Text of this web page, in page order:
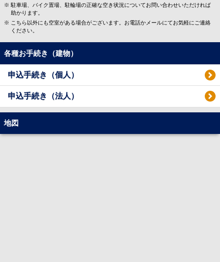
駐車場、バイク置場、駐輪場の正確な空き状況についてお問い合わせいただければ
助かります。
こちら以外にも空室がある場合がございます。お電話かメールにてお気軽にご連絡
ください。
各種お手続き（建物）
申込手続き（個人）
申込手続き（法人）
地図